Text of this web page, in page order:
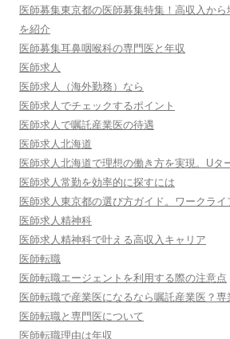
医師募集東京都の医師募集特集！高収入か
を紹介
医師募集耳鼻咽喉科の専門医と年収
医師求人
医師求人（海外勤務）なら
医師求人でチェックするポイント
医師求人で嘱託産業医の待遇
医師求人北海道
医師求人北海道で理想の働き方を実現。Uタ
医師求人常勤を効率的に探すには
医師求人東京都の選び方ガイド。ワークライ
医師求人精神科
医師求人精神科で叶える高収入キャリア
医師転職
医師転職エージェントを利用する際の注意点
医師転職で産業医になるなら嘱託産業医？専
医師転職と専門医について
医師転職理由は年収